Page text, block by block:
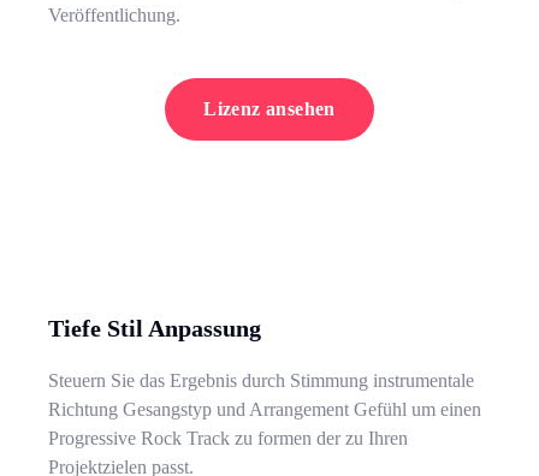
Veröffentlichung.
Lizenz ansehen
Tiefe Stil Anpassung
Steuern Sie das Ergebnis durch Stimmung instrumentale
Richtung Gesangstyp und Arrangement Gefühl um einen
Progressive Rock Track zu formen der zu Ihren
Projektzielen passt.